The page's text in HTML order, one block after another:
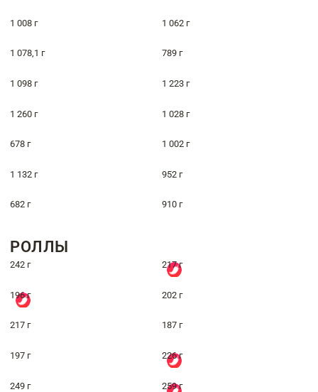
1 008 г 1 062 г
1 078,1 г 789 г
1 098 г 1 223 г
1 260 г 1 028 г
678 г 1 002 г
1 132 г 952 г
682 г 910 г
РОЛЛЫ
242 г 217 г
196 г 202 г
217 г 187 г
197 г 226 г
249 г 259 г